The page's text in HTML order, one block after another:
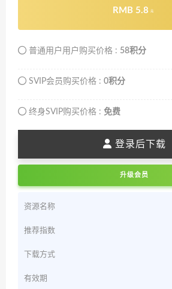
RMB 5.8 元
普通用户用户购买价格 : 58积分
SVIP会员购买价格 : 0积分
终身SVIP购买价格 : 免费
登录后下载
升级会员
资源名称
推荐指数
下载方式
有效期